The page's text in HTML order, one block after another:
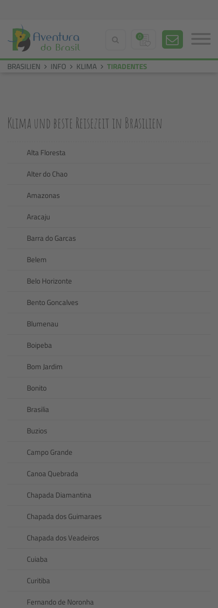
0
BRASILIEN INFO KLIMA TIRADENTES
Klima und beste Reisezeit in Brasilien
Alta Floresta
Alter do Chao
Amazonas
Aracaju
Barra do Garcas
Belem
Belo Horizonte
Bento Goncalves
Blumenau
Boipeba
Bom Jardim
Bonito
Brasilia
Buzios
Campo Grande
Canoa Quebrada
Chapada Diamantina
Chapada dos Guimaraes
Chapada dos Veadeiros
Cuiaba
Curitiba
Fernando de Noronha